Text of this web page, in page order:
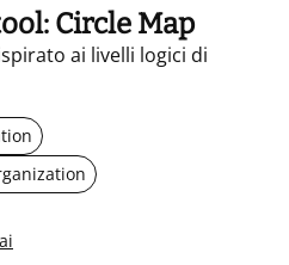
Circle Map
ai livelli logici di